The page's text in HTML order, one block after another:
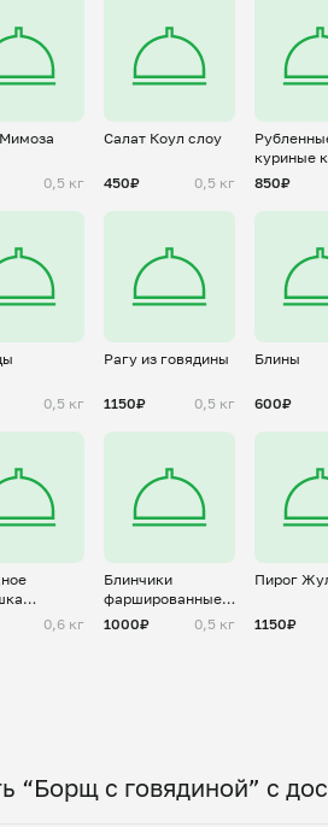
0,5 кг
Салат Коул слоу
450₽ 0,5 кг
куриные
850₽
0,5 кг
Рагу из говядины
1150₽ 0,5 кг
Блины
600₽
0,6 кг
Блинчики
фаршированные
рубленым яйцом
1000₽ 0,5 кг
Пирог
1150₽
“Борщ с говядиной” с